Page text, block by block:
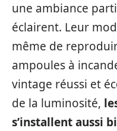
une ambiance
éclairent. Leur
même de
ampoules à
vintage réussi et
de la luminosité,
s’installent aussi